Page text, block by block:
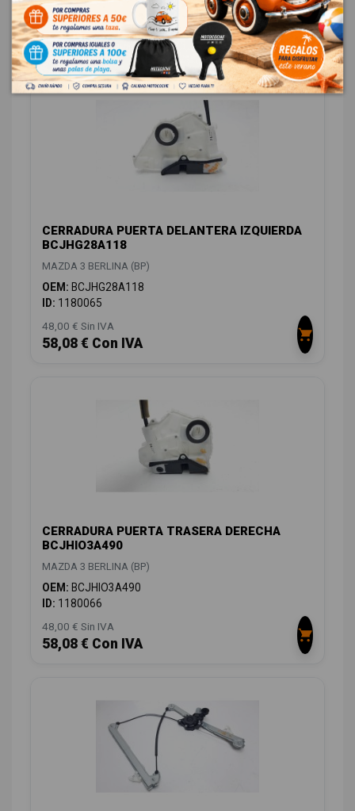
ID:1180064
48,00 € Sin IVA
58,08 € Con IVA
CERRADURA PUERTA DELANTERA IZQUIERDA
BCJHG28A118
MAZDA 3 BERLINA (BP)
OEM: BCJHG28A118
ID: 1180065
48,00 € Sin IVA
58,08 € Con IVA
CERRADURA PUERTA TRASERA DERECHA
BCJHIO3A490
MAZDA 3 BERLINA (BP)
OEM: BCJHIO3A490
ID: 1180066
48,00 € Sin IVA
58,08 € Con IVA